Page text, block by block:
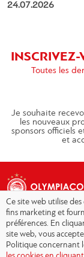
24.07.2026
Toutes les
Je souhaite
les nouveaux
sponsors officiels
et
Copyright © 2026 -
Ce site web utilise
fins marketing et
préférences. En
site web, vous
Politique concernant